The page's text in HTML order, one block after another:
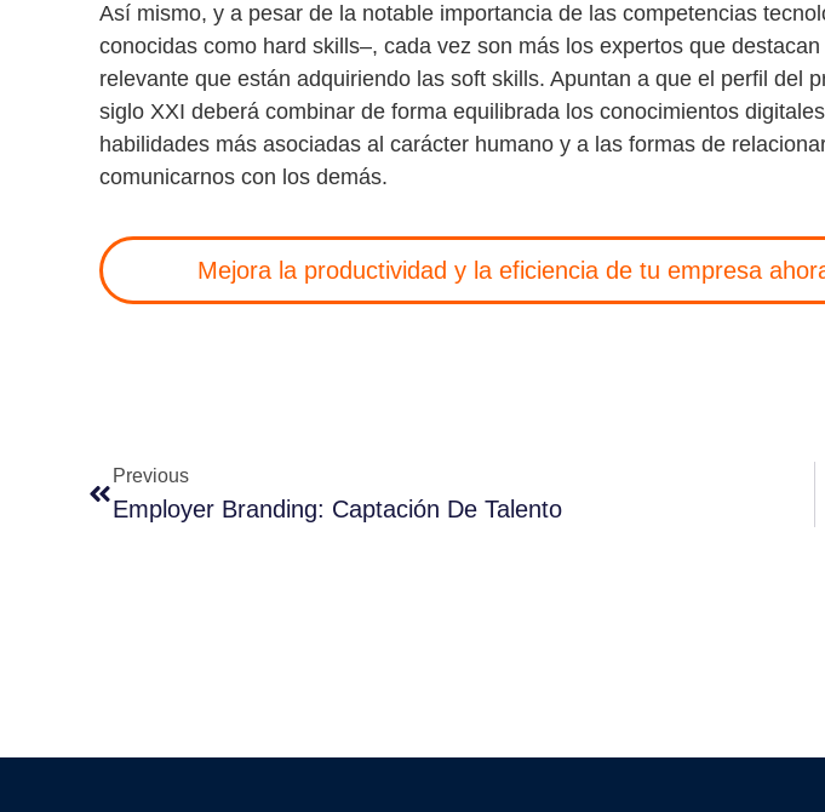
Así mismo, y a pesar de la notable importancia de las competencias
conocidas como hard skills–, cada vez son más los expertos que destacan
relevante que están adquiriendo las soft skills. Apuntan a que el perfil del
siglo XXI deberá combinar de forma equilibrada los conocimientos
habilidades más asociadas al carácter humano y a las formas de
comunicarnos con los demás.
Mejora la productividad y la eficiencia de tu empresa
Previous
Employer Branding: Captación De Talento